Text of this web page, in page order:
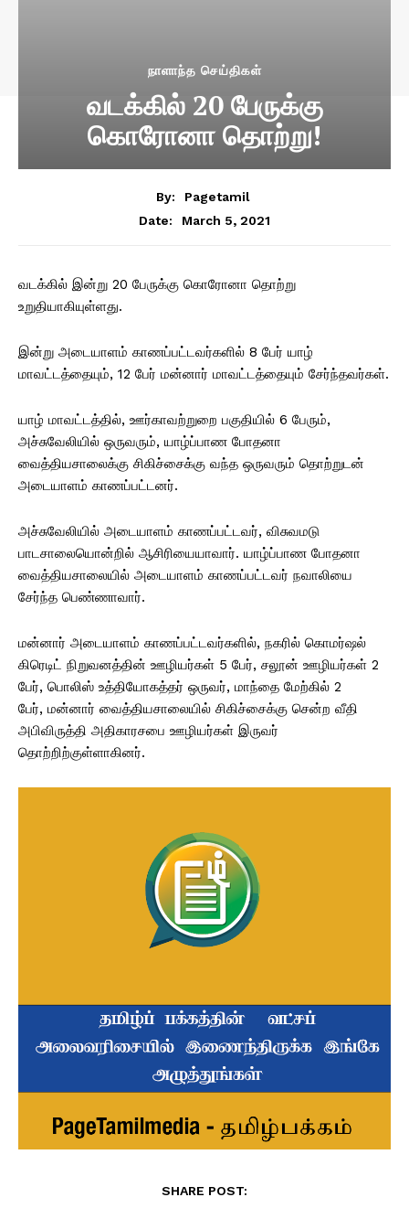
நாளாந்த செய்திகள்
வடக்கில் 20 பேருக்கு
கொரோனா தொற்று!
By:
Pagetamil
Date:
March 5, 2021
வடக்கில் இன்று 20 பேருக்கு கொரோனா தொற்று
உறுதியாகியுள்ளது.
இன்று அடையாளம் காணப்பட்டவர்களில் 8 பேர் யாழ்
மாவட்டத்தையும், 12 பேர் மன்னார் மாவட்டத்தையும் சேர்ந்தவர்கள்.
யாழ் மாவட்டத்தில், ஊர்காவற்றுறை பகுதியில் 6 பேரும்,
அச்சுவேலியில் ஒருவரும், யாழ்ப்பாண போதனா
வைத்தியசாலைக்கு சிகிச்சைக்கு வந்த ஒருவரும் தொற்றுடன்
அடையாளம் காணப்பட்டனர்.
அச்சுவேலியில் அடையாளம் காணப்பட்டவர், விசுவமடு
பாடசாலையொன்றில் ஆசிரியையாவார். யாழ்ப்பாண போதனா
வைத்தியசாலையில் அடையாளம் காணப்பட்டவர் நவாலியை
சேர்ந்த பெண்ணாவார்.
மன்னார் அடையாளம் காணப்பட்டவர்களில், நகரில் கொமர்ஷல்
கிரெடிட் நிறுவனத்தின் ஊழியர்கள் 5 பேர், சலூன் ஊழியர்கள் 2
பேர், பொலிஸ் உத்தியோகத்தர் ஒருவர், மாந்தை மேற்கில் 2
பேர், மன்னார் வைத்தியசாலையில் சிகிச்சைக்கு சென்ற வீதி
அபிவிருத்தி அதிகாரசபை ஊழியர்கள் இருவர்
தொற்றிற்குள்ளாகினர்.
SHARE POST: